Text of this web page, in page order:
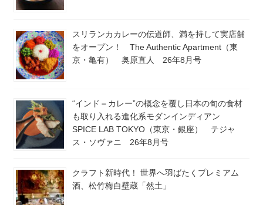
スリランカカレーの伝道師、満を持して実店舗
をオープン！ The Authentic Apartment（東
京・亀有） 奥原直人 26年8月号
“インド＝カレー”の概念を覆し日本の旬の食材
も取り入れる進化系モダンインディアン
SPICE LAB TOKYO（東京・銀座） テジャ
ス・ソヴァニ 26年8月号
クラフト新時代！ 世界へ羽ばたくプレミアム
酒、松竹梅白壁蔵「然土」